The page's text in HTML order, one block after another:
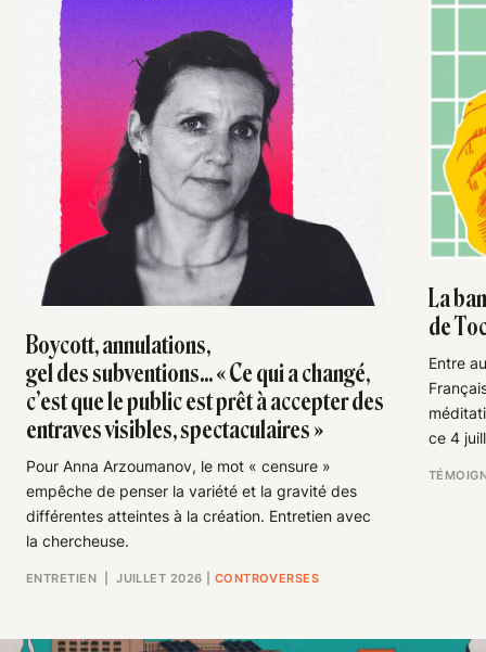
Boycott, annulations,
gel des subventions... « Ce qui a changé,
c’est que le public est prêt à accepter des
entraves visibles, spectaculaires »
Pour Anna Arzoumanov, le mot « censure »
empêche de penser la variété et la gravité des
différentes atteintes à la création. Entretien avec
la chercheuse.
ENTRETIEN| JUILLET 2026 CONTROVERSES
La
de
Entre
ce 4